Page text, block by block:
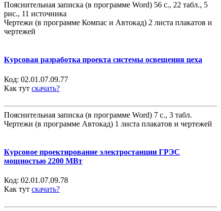
Пояснительная записка (в программе Word) 56 с., 22 табл., 5
рис., 11 источника
Чертежи (в программе Компас и Автокад) 2 листа плакатов и
чертежей
Курсовая разработка проекта системы освещения цеха
Код: 02.01.07.09.77
Как тут скачать?
Пояснительная записка (в программе Word) 7 с., 3 табл.
Чертежи (в программе Автокад) 1 листа плакатов и чертежей
Курсовое проектирование электростанции ГРЭС
мощностью 2200 МВт
Код: 02.01.07.09.78
Как тут скачать?